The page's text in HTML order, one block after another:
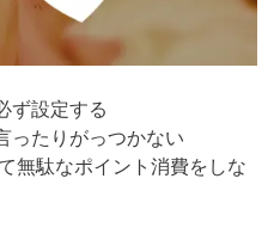
ず設定する
ったりがっつかない
無駄なポイント消費をしな